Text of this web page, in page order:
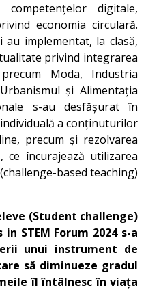
digitale,
economia circulară.
implementat, la clasă,
privind integrarea
Moda, Industria
și Alimentația
s-au desfășurat în
a conținuturilor
precum și rezolvarea
încurajează utilizarea
based teaching)
(Student challenge)
STEM Forum 2024 s-a
unui instrument de
să diminueze gradul
îl întâlnesc în viața